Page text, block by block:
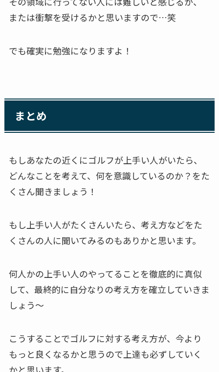
または衝撃を受けるかと思いますので…笑
でも確実に勉強になりますよ！
まとめ
もしあなたの近くにゴルフが上手い人がいたら、
どんなことを考えて、何を意識しているのか？をた
くさん聞きましょう！
もし上手い人がたくさんいたら、考え方などをた
くさんの人に聞いてみるのもありかと思います。
何人かの上手い人のやってることを徹底的に真似
して、最終的に自分なりの考え方を確立していきま
しょう～
こうすることでゴルフに対する考え方が、今より
もっと良くなるかと思うので上達も必ずしていく
かと思います。